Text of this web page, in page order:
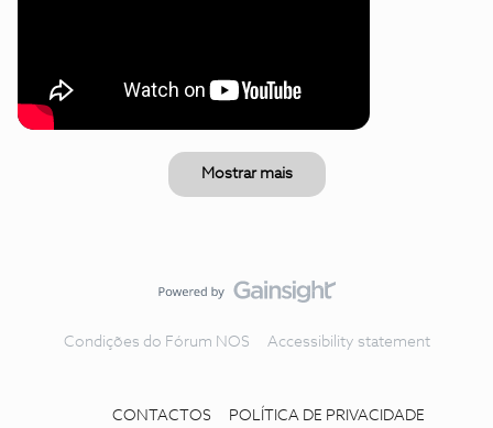
Mostrar mais
Condições do Fórum NOS Accessibility statement
CONTACTOS POLÍTICA DE PRIVACIDADE